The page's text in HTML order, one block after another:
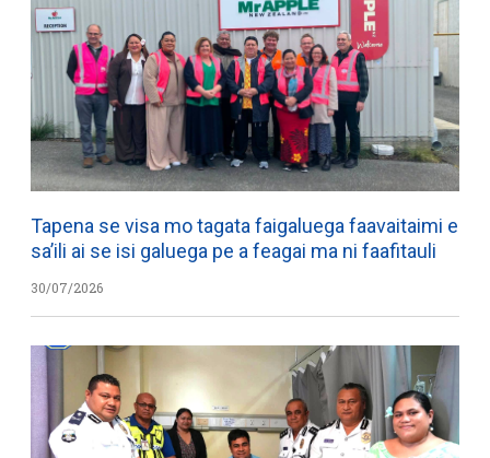
Tapena se visa mo tagata faigaluega faavaitaimi e
sa’ili ai se isi galuega pe a feagai ma ni faafitauli
30/07/2026